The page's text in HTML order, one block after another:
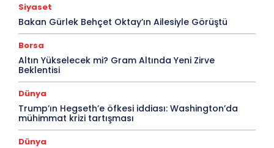
Siyaset
Bakan Gürlek Behçet Oktay’ın Ailesiyle Görüştü
Borsa
Altın Yükselecek mi? Gram Altında Yeni Zirve
Beklentisi
Dünya
Trump’ın Hegseth’e öfkesi iddiası: Washington’da
mühimmat krizi tartışması
Dünya